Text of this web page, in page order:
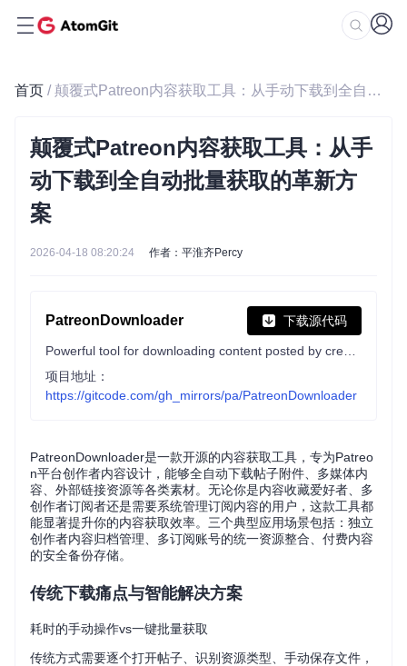
首页 / 颠覆式Patreon内容获取工具：从手动下载到全自动批量获取的革新方案
颠覆式Patreon内容获取工具：从手
动下载到全自动批量获取的革新方
案
2026-04-18 08:20:24 作者：平淮齐Percy
PatreonDownloader 下载源代码
项目地址：
https://gitcode.com/gh_mirrors/pa/PatreonDownloader
PatreonDownloader是一款开源的内容获取工具，专为Patreo
n平台创作者内容设计，能够全自动下载帖子附件、多媒体内
容、外部链接资源等各类素材。无论你是内容收藏爱好者、多
创作者订阅者还是需要系统管理订阅内容的用户，这款工具都
能显著提升你的内容获取效率。三个典型应用场景包括：独立
创作者内容归档管理、多订阅账号的统一资源整合、付费内容
的安全备份存储。
传统下载痛点与智能解决方案
耗时的手动操作vs一键批量获取
传统方式需要逐个打开帖子、识别资源类型、手动保存文件，